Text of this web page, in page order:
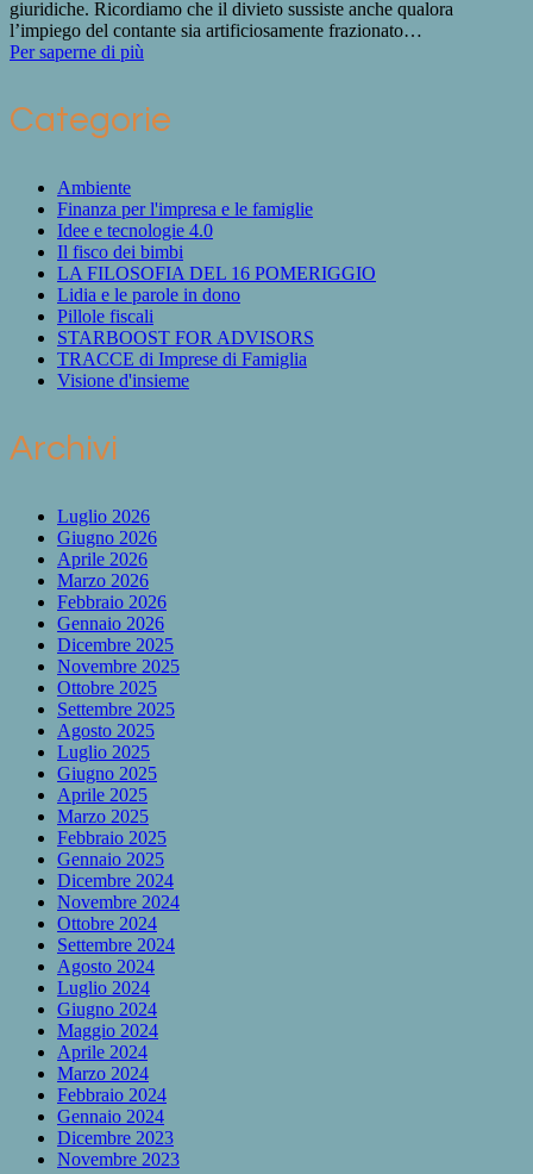
giuridiche. Ricordiamo che il divieto sussiste anche qualora
l’impiego del contante sia artificiosamente frazionato…
Per saperne di più
Categorie
Ambiente
Finanza per l'impresa e le famiglie
Idee e tecnologie 4.0
Il fisco dei bimbi
LA FILOSOFIA DEL 16 POMERIGGIO
Lidia e le parole in dono
Pillole fiscali
STARBOOST FOR ADVISORS
TRACCE di Imprese di Famiglia
Visione d'insieme
Archivi
Luglio 2026
Giugno 2026
Aprile 2026
Marzo 2026
Febbraio 2026
Gennaio 2026
Dicembre 2025
Novembre 2025
Ottobre 2025
Settembre 2025
Agosto 2025
Luglio 2025
Giugno 2025
Aprile 2025
Marzo 2025
Febbraio 2025
Gennaio 2025
Dicembre 2024
Novembre 2024
Ottobre 2024
Settembre 2024
Agosto 2024
Luglio 2024
Giugno 2024
Maggio 2024
Aprile 2024
Marzo 2024
Febbraio 2024
Gennaio 2024
Dicembre 2023
Novembre 2023